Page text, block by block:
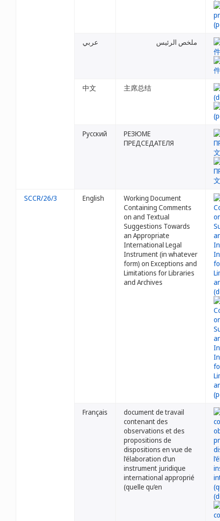
عربي ملخص الرئيس
中文 主席总结
Русский
РЕЗЮМЕ
ПРЕДСЕДАТЕЛЯ
SCCR/26/3 English
Working Document
Containing Comments
on and Textual
Suggestions Towards
an Appropriate
International Legal
Instrument (in whatever
form) on Exceptions and
Limitations for Libraries
and Archives
Français
document de travail
contenant des
observations et des
propositions de
dispositions en vue de
l’élaboration d’un
instrument juridique
international approprié
(quelle qu’en